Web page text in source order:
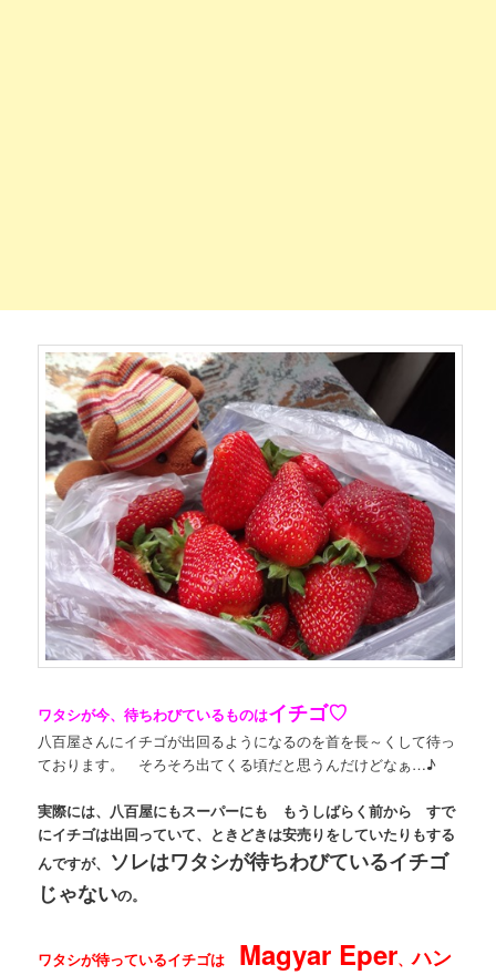
ワタシが今、待ちわびているものはイチゴ♡
八百屋さんにイチゴが出回るようになるのを首を長～くして待っ
ております。 そろそろ出てくる頃だと思うんだけどなぁ…♪
実際には、八百屋にもスーパーにも もうしばらく前から すで
にイチゴは出回っていて、ときどきは安売りをしていたりもする
んですが、 ソレはワタシが待ちわびているイチゴ
じゃないの。
ワタシが待っているイチゴは Magyar Eper、ハン